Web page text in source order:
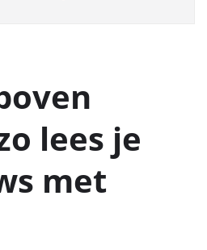
lees je
met